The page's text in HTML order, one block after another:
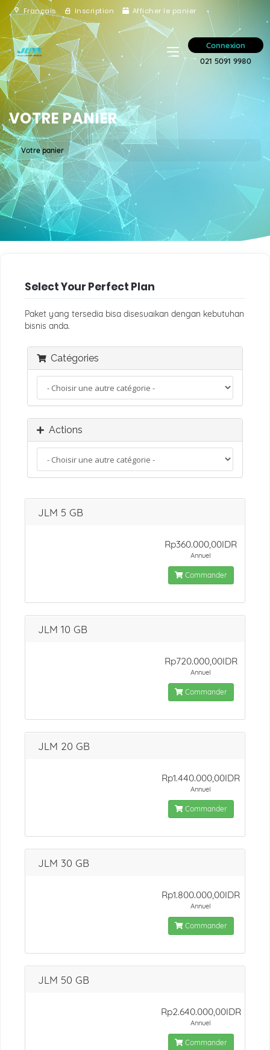
Français Inscription Afficher le panier
Connexion
021 5091 9980
VOTRE PANIER
Votre panier
Select Your Perfect Plan
Paket yang tersedia bisa disesuaikan dengan kebutuhan
bisnis anda.
Catégories
Actions
JLM 5 GB
Rp360.000,00IDR
Annuel
Commander
JLM 10 GB
Rp720.000,00IDR
Annuel
Commander
JLM 20 GB
Rp1.440.000,00IDR
Annuel
Commander
JLM 30 GB
Rp1.800.000,00IDR
Annuel
Commander
JLM 50 GB
Rp2.640.000,00IDR
Annuel
Commander